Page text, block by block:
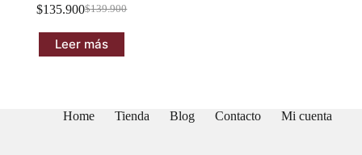
$139.900
El
precio
original
era:
$135.900El
precio
actual
es:
Leer más
Home Tienda Blog Contacto Mi cuenta